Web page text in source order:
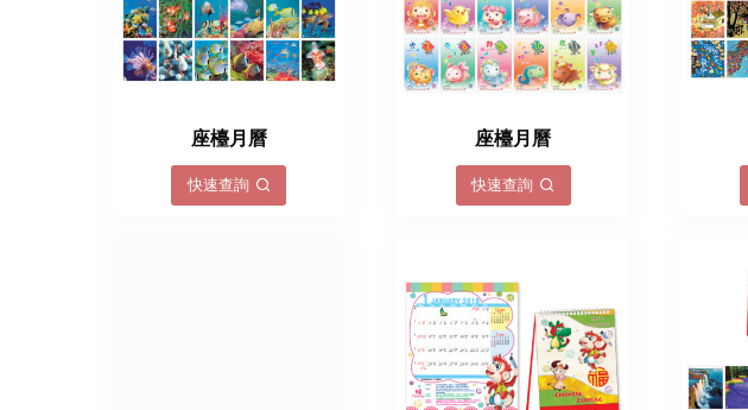
座檯月曆
快速查詢
座檯月曆
快速查詢